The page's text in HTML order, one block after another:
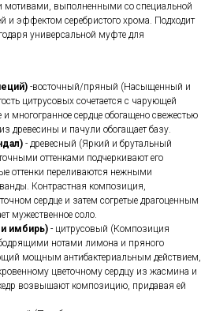
мотивами, выполненными со специальной
и эффектом серебристого хрома. Подходит
универсальной муфте для
-восточный/пряный (Насыщенный и
цитрусовых сочетается с чарующей
многогранное сердце обогащено свежестью
древесины и пачули обогащает базу.
- древесный (Яркий и брутальный
оттенками подчеркивают его
оттенки переливаются нежными
Контрастная композиция,
сердце и затем согретые драгоценным
мужественное соло.
имбирь) - цитрусовый (Композиция
нотами лимона и пряного
мощным антибактериальным действием,
цветочному сердцу из жасмина и
возвышают композицию, придавая ей